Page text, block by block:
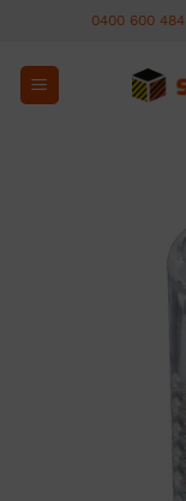
content
0400 600 484